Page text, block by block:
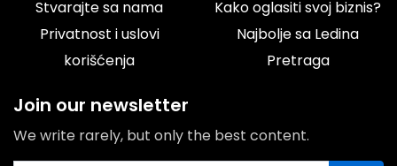
Stvarajte sa nama
Privatnost i uslovi
korišćenja
Kako oglasiti svoj biznis?
Najbolje sa Ledina
Pretraga
Join our newsletter
We write rarely, but only the best content.